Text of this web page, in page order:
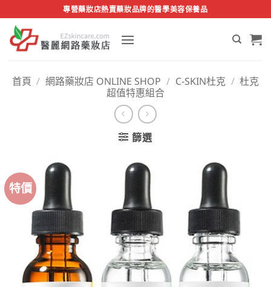
to
content
專營藥妝店熱賣藥妝品牌的醫學美容保養品
首頁 / 網路藥妝店 ONLINE SHOP / C-SKIN杜克 / 杜克
超值特惠組合
篩選
特價